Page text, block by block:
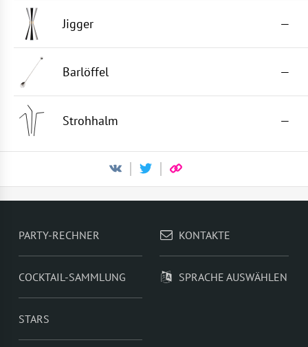
Jigger —
Barlöffel —
Strohhalm —
PARTY-RECHNER
COCKTAIL-SAMMLUNG
STARS
KONTAKTE
SPRACHE AUSWÄHLEN